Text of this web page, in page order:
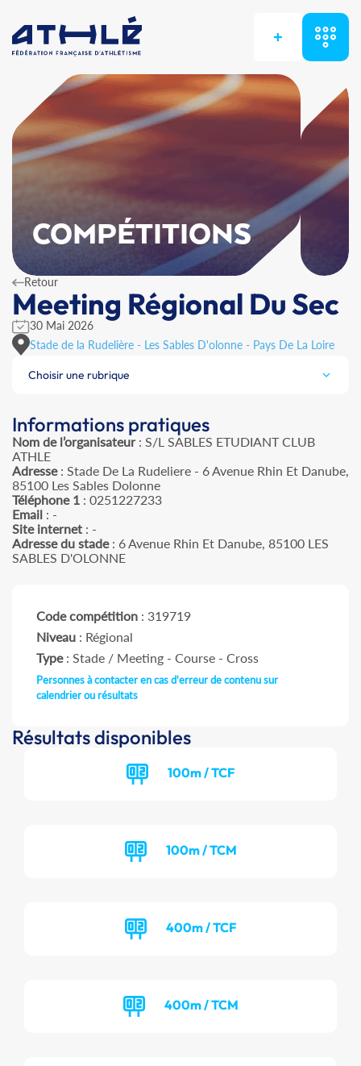
+
COMPÉTITIONS
Retour
Meeting Régional Du Sec
30 Mai 2026
Stade de la Rudelière - Les Sables D'olonne - Pays De La Loire
Choisir une rubrique
Informations pratiques
Nom de l’organisateur: S/L SABLES ETUDIANT CLUB
ATHLE
Adresse: Stade De La Rudeliere - 6 Avenue Rhin Et Danube,
85100 Les Sables Dolonne
Téléphone 1 : 0251227233
Email : -
Site internet : -
Adresse du stade: 6 Avenue Rhin Et Danube, 85100 LES
SABLES D'OLONNE
Code compétition : 319719
Niveau : Régional
Type: Stade / Meeting - Course - Cross
Personnes à contacter en cas d'erreur de contenu sur
calendrier ou résultats
Résultats disponibles
100m / TCF
100m / TCM
400m / TCF
400m / TCM